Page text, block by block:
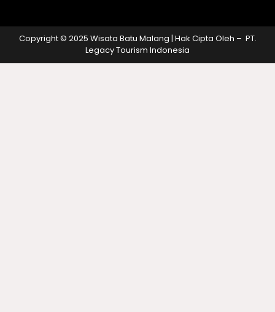
Copyright © 2025 Wisata Batu Malang | Hak Cipta Oleh – PT.
Legacy Tourism Indonesia